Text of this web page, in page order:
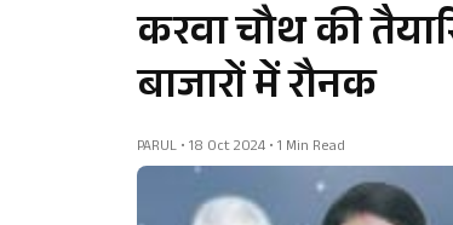
करवा चौथ की
बाजारों में रौनक
PARUL • 18 Oct 2024 • 1 Min Read